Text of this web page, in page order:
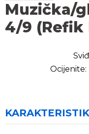
Muzička/
4/9 (Refik
Ocijenite: